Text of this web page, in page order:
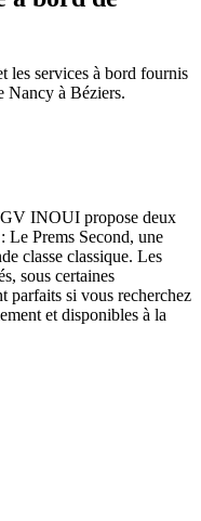
les services à bord fournis
Nancy à Béziers.
INOUI propose deux
Le Prems Second, une
classe classique. Les
sous certaines
parfaits si vous recherchez
et disponibles à la